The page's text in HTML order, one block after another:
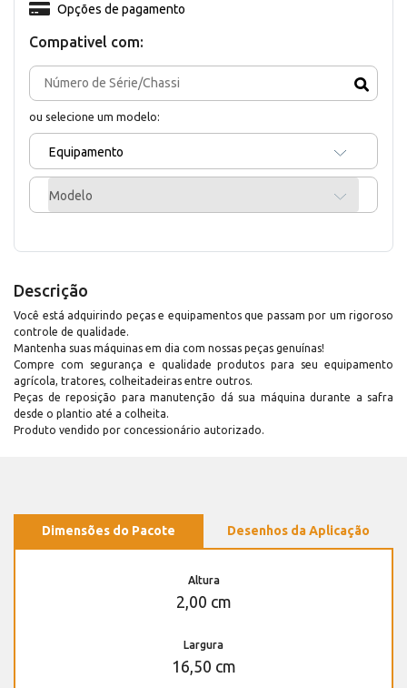
Compativel com:
ou selecione um modelo:
Equipamento
Modelo
Opções de pagamento
Descrição
Você está adquirindo peças e equipamentos que passam por um rigoroso
controle de qualidade.
Mantenha suas máquinas em dia com nossas peças genuínas!
Compre com segurança e qualidade produtos para seu equipamento
agrícola, tratores, colheitadeiras entre outros.
Peças de reposição para manutenção dá sua máquina durante a safra
desde o plantio até a colheita.
Produto vendido por concessionário autorizado.
Dimensões do Pacote Desenhos da Aplicação
Altura
2,00 cm
Largura
16,50 cm